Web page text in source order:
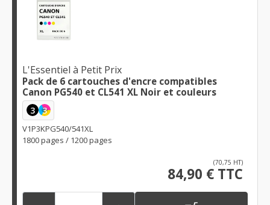
L'Essentiel à Petit Prix
Pack de 6 cartouches d'encre compatibles
Canon PG540 et CL541 XL Noir et couleurs
3 3
V1P3KPG540/541XL
1800 pages / 1200 pages
(70,75 HT)
84,90 € TTC